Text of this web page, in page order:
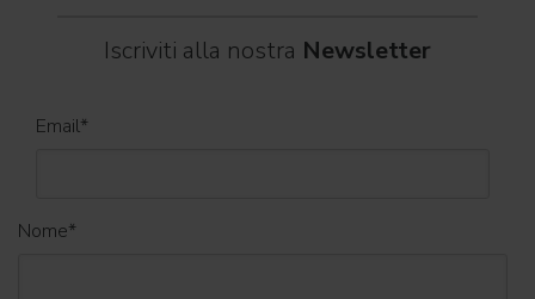
Iscriviti alla nostra Newsletter
Email*
Nome*